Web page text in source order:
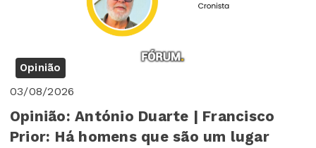
Opinião
03/08/2026
Opinião: António Duarte | Francisco
Prior: Há homens que são um lugar